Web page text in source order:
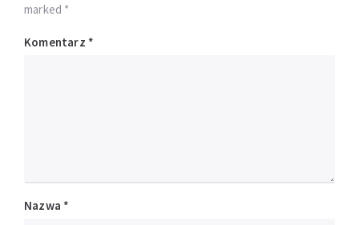
marked *
Komentarz *
Nazwa *